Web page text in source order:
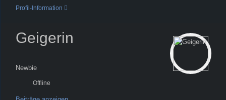
Profil-Information
Geigerin
Newbie
Offline